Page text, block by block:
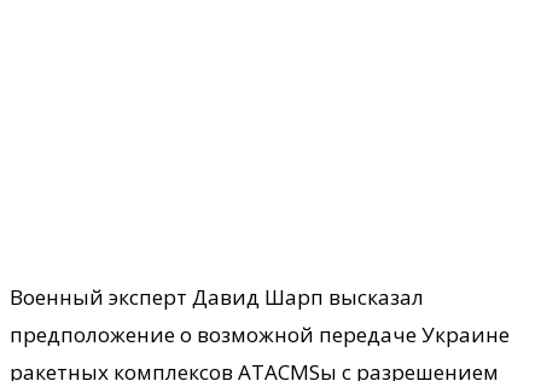
Военный эксперт Давид Шарп высказал
предположение о возможной передаче Украине
ракетных комплексов ATACMSы с разрешением